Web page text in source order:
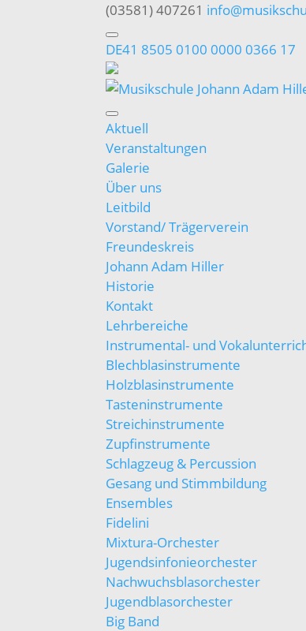
(03581) 407261
DE41 8505 0100 0000 0366 17
Aktuell
Veranstaltungen
Galerie
Über uns
Leitbild
Vorstand/ Trägerverein
Freundeskreis
Johann Adam Hiller
Historie
Kontakt
Lehrbereiche
Instrumental- und
Blechblasinstrumente
Holzblasinstrumente
Tasteninstrumente
Streichinstrumente
Zupfinstrumente
Schlagzeug & Percussion
Gesang und Stimmbildung
Ensembles
Fidelini
Mixtura-Orchester
Jugendsinfonieorchester
Nachwuchsblasorchester
Jugendblasorchester
Big Band